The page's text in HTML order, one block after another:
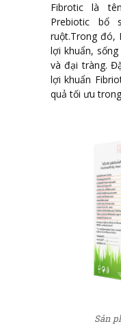
Fibrotic là
Prebiotic bổ
ruột.Trong đó,
lợi khuẩn,
và đại tràng.
lợi khuẩn
quả tối ưu
Sản